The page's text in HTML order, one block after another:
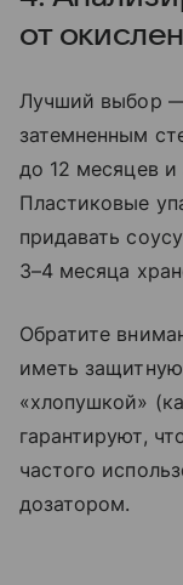
от
Лучший выбор —
затемненным
до 12 месяцев
Пластиковые
придавать
3–4 месяца
Обратите
иметь
«хлопушкой»
гарантируют,
частого
дозатором.